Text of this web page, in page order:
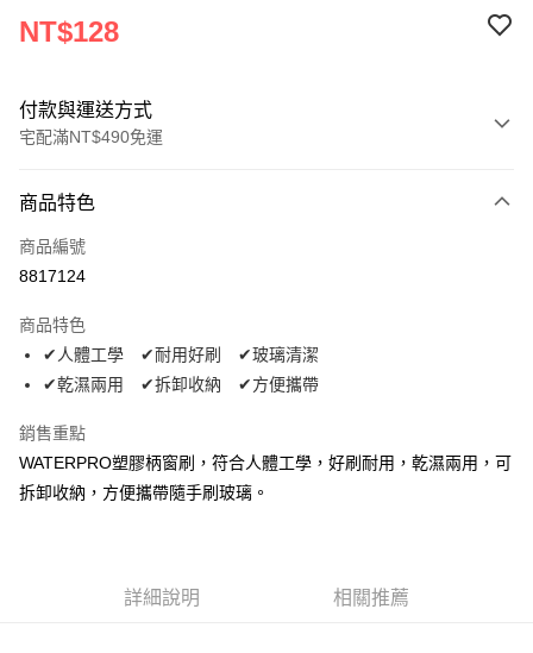
NT$128
付款與運送方式
宅配滿NT$490免運
信用卡一次付款
LINE Pay
街口支付
悠遊付
全盈+PAY
AFTEE先享後付
１．簡單：不需註冊會員、不需綁卡、不需儲值。
商品特色
商品編號
8817124
商品特色
✔人體工學 ✔耐用好刷 ✔玻璃清潔
✔乾濕兩用 ✔拆卸收納 ✔方便攜帶
銷售重點
WATERPRO塑膠柄窗刷，符合人體工學，好刷耐用，乾濕兩用，可
拆卸收納，方便攜帶隨手刷玻璃。
詳細說明 相關推薦